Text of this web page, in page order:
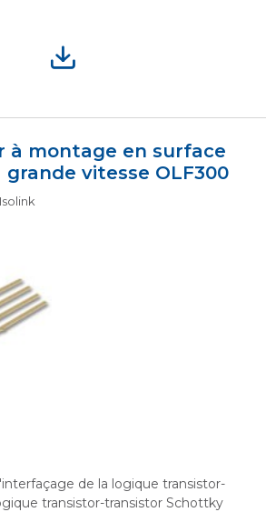
à montage en surface
vitesse OLF300
de la logique transistor-
transistor-transistor Schottky